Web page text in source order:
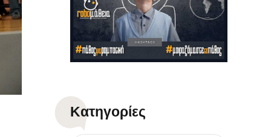
Kατηγορίες